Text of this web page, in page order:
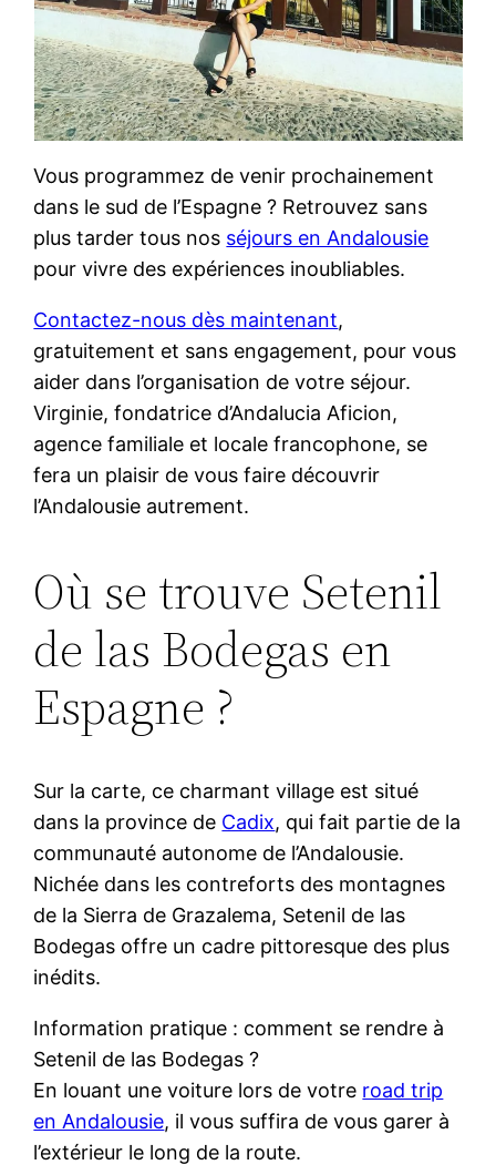
Vous programmez de venir prochainement
dans le sud de l’Espagne ? Retrouvez sans
plus tarder tous nos séjours en Andalousie
pour vivre des expériences inoubliables.
Contactez-nous dès maintenant,
gratuitement et sans engagement, pour vous
aider dans l’organisation de votre séjour.
Virginie, fondatrice d’Andalucia Aficion,
agence familiale et locale francophone, se
fera un plaisir de vous faire découvrir
l’Andalousie autrement.
Où se trouve Setenil
de las Bodegas en
Espagne ?
Sur la carte, ce charmant village est situé
dans la province de Cadix, qui fait partie de la
communauté autonome de l’Andalousie.
Nichée dans les contreforts des montagnes
de la Sierra de Grazalema, Setenil de las
Bodegas offre un cadre pittoresque des plus
inédits.
Information pratique : comment se rendre à
Setenil de las Bodegas ?
En louant une voiture lors de votre road trip
en Andalousie, il vous suffira de vous garer à
l’extérieur le long de la route.